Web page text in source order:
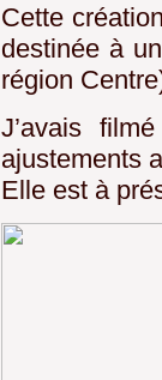
Cette
destinée à
région
J’avais
ajustements
Elle est à